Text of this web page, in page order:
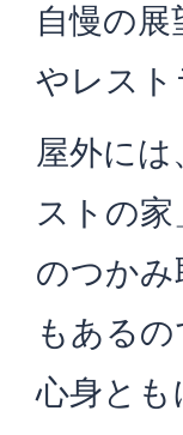
自慢の
やレスト
屋外に
ストの
のつかみ
もある
心身と